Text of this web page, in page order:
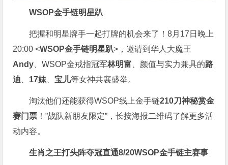
WSOP金手链明星趴
把握和明星牌手一起打牌的机会来了！8月17日晚上
20:00 <WSOP金手链明星趴>，邀请到华人大魔王
Andy 、WSOP金戒指冠军林明富 、颜值与实力兼具的路
迪
17妹 、宝儿等女神共襄盛举。
淘汰他们还能获得WSOP线上金手链210刀神秘赏金
赛门票 ！”战队新朋友限定”，长按海报二维码了解更多活
动内容。
生肖之王打头阵夺冠直通8/20WSOP金手链主赛事